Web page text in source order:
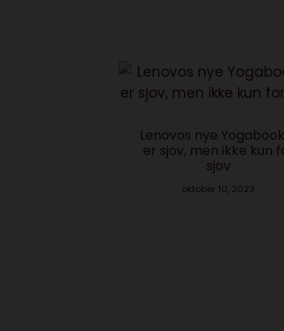
Lenovos nye Yogabook i9
er sjov, men ikke kun for
sjov
oktober 10, 2023